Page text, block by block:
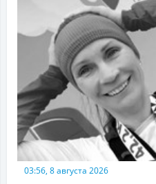
03:56, 8 августа 2026